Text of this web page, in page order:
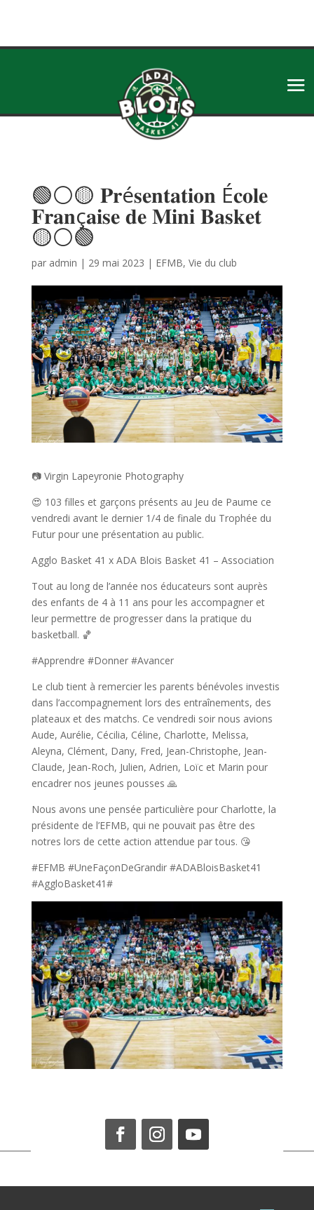
🟢⚪🟡 𝐏𝐫é𝐬𝐞𝐧𝐭𝐚𝐭𝐢𝐨𝐧 É𝐜𝐨𝐥𝐞
𝐅𝐫𝐚𝐧ç𝐚𝐢𝐬𝐞 𝐝𝐞 𝐌𝐢𝐧𝐢 𝐁𝐚𝐬𝐤𝐞𝐭
🟡⚪🟢
par admin | 29 mai 2023 | EFMB, Vie du club
📷 Virgin Lapeyronie Photography
😍 103 filles et garçons présents au Jeu de Paume ce
vendredi avant le dernier 1/4 de finale du Trophée du
Futur pour une présentation au public.
Agglo Basket 41 x ADA Blois Basket 41 – Association
Tout au long de l’année nos éducateurs sont auprès
des enfants de 4 à 11 ans pour les accompagner et
leur permettre de progresser dans la pratique du
basketball. 🏀
#Apprendre #Donner #Avancer
Le club tient à remercier les parents bénévoles investis
dans l’accompagnement lors des entraînements, des
plateaux et des matchs. Ce vendredi soir nous avions
Aude, Aurélie, Cécilia, Céline, Charlotte, Melissa,
Aleyna, Clément, Dany, Fred, Jean-Christophe, Jean-
Claude, Jean-Roch, Julien, Adrien, Loïc et Marin pour
encadrer nos jeunes pousses 🙏
Nous avons une pensée particulière pour Charlotte, la
présidente de l’EFMB, qui ne pouvait pas être des
notres lors de cette action attendue par tous. 😘
#EFMB #UneFaçonDeGrandir #ADABloisBasket41
#AggloBasket41#